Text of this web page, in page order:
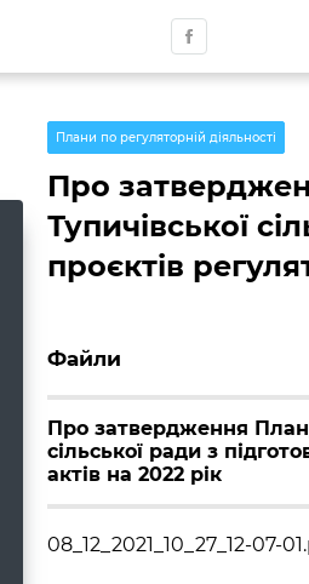
Плани по регуляторній діяльності
Про
Тупичівської
проєктів
Файли
Про затвердження
сільської ради з
актів на 2022 рік
08_12_2021_10_27_12-07-